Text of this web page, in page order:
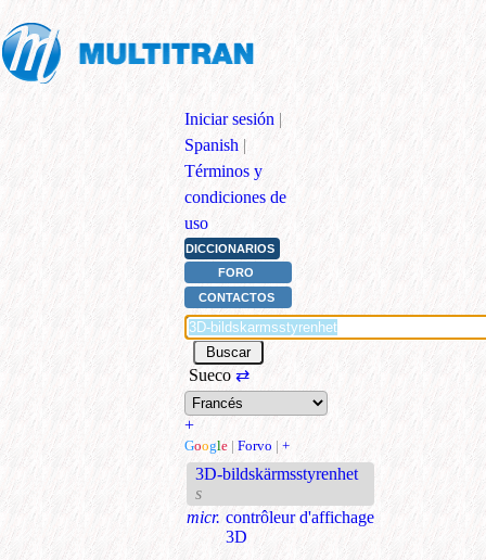
Iniciar sesión |
Spanish |
Términos y
condiciones de
uso
DICCIONARIOS
FORO
CONTACTOS
Sueco ⇄
+
Google | Forvo | +
3D-bildskärmsstyrenhet
s
micr. contrôleur d'affichage
3D